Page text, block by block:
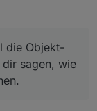
die Objekt-
dir sagen, wie